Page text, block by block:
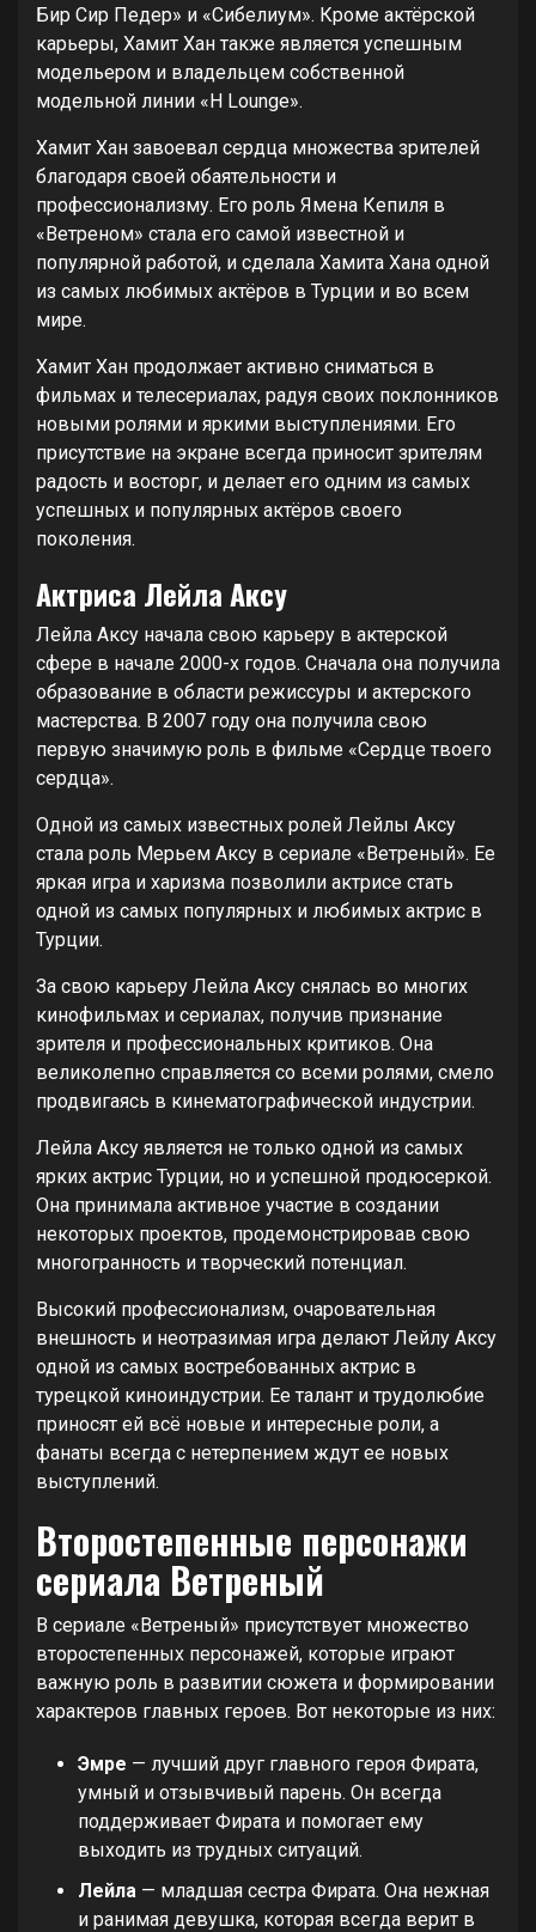
Бир Сир Педер» и «Сибелиум». Кроме актёрской
карьеры, Хамит Хан также является успешным
модельером и владельцем собственной
модельной линии «H Lounge».
Хамит Хан завоевал сердца множества зрителей
благодаря своей обаятельности и
профессионализму. Его роль Ямена Кепиля в
«Ветреном» стала его самой известной и
популярной работой, и сделала Хамита Хана одной
из самых любимых актёров в Турции и во всем
мире.
Хамит Хан продолжает активно сниматься в
фильмах и телесериалах, радуя своих поклонников
новыми ролями и яркими выступлениями. Его
присутствие на экране всегда приносит зрителям
радость и восторг, и делает его одним из самых
успешных и популярных актёров своего
поколения.
Актриса Лейла Аксу
Лейла Аксу начала свою карьеру в актерской
сфере в начале 2000-х годов. Сначала она получила
образование в области режиссуры и актерского
мастерства. В 2007 году она получила свою
первую значимую роль в фильме «Сердце твоего
сердца».
Одной из самых известных ролей Лейлы Аксу
стала роль Мерьем Аксу в сериале «Ветреный». Ее
яркая игра и харизма позволили актрисе стать
одной из самых популярных и любимых актрис в
Турции.
За свою карьеру Лейла Аксу снялась во многих
кинофильмах и сериалах, получив признание
зрителя и профессиональных критиков. Она
великолепно справляется со всеми ролями, смело
продвигаясь в кинематографической индустрии.
Лейла Аксу является не только одной из самых
ярких актрис Турции, но и успешной продюсеркой.
Она принимала активное участие в создании
некоторых проектов, продемонстрировав свою
многогранность и творческий потенциал.
Высокий профессионализм, очаровательная
внешность и неотразимая игра делают Лейлу Аксу
одной из самых востребованных актрис в
турецкой киноиндустрии. Ее талант и трудолюбие
приносят ей всё новые и интересные роли, а
фанаты всегда с нетерпением ждут ее новых
выступлений.
Второстепенные персонажи
сериала Ветреный
В сериале «Ветреный» присутствует множество
второстепенных персонажей, которые играют
важную роль в развитии сюжета и формировании
характеров главных героев. Вот некоторые из них:
Эмре — лучший друг главного героя Фирата,
умный и отзывчивый парень. Он всегда
поддерживает Фирата и помогает ему
выходить из трудных ситуаций.
Лейла — младшая сестра Фирата. Она нежная
и ранимая девушка, которая всегда верит в